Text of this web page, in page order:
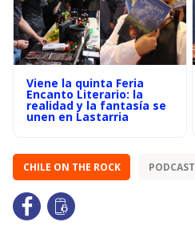
Viene la quinta Feria
Encanto Literario: la
realidad y la fantasía se
unen en Lastarria
CHILE ON THE ROCK PODCAST